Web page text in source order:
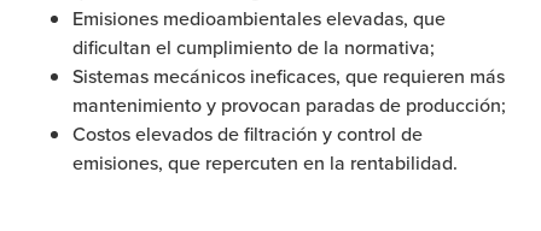
Emisiones medioambientales elevadas, que
dificultan el cumplimiento de la normativa;
Sistemas mecánicos ineficaces, que requieren más
mantenimiento y provocan paradas de producción;
Costos elevados de filtración y control de
emisiones, que repercuten en la rentabilidad.